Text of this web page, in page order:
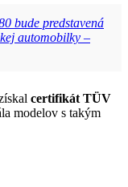
bude predstavená
automobilky –
certifikát TÜV
modelov s takým